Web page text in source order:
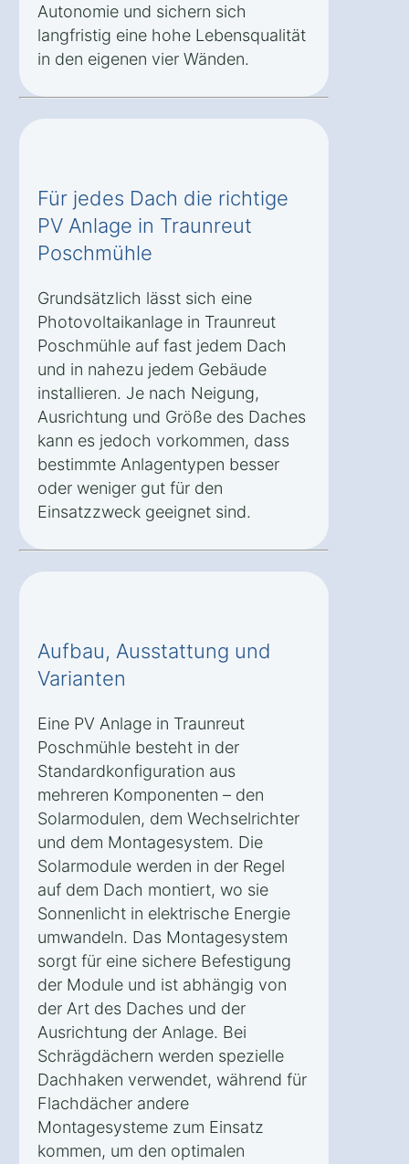
Autonomie und sichern sich
langfristig eine hohe Lebensqualität
in den eigenen vier Wänden.
Für jedes Dach die richtige
PV Anlage in Traunreut
Poschmühle
Grundsätzlich lässt sich eine
Photovoltaikanlage in Traunreut
Poschmühle auf fast jedem Dach
und in nahezu jedem Gebäude
installieren. Je nach Neigung,
Ausrichtung und Größe des Daches
kann es jedoch vorkommen, dass
bestimmte Anlagentypen besser
oder weniger gut für den
Einsatzzweck geeignet sind.
Aufbau, Ausstattung und
Varianten
Eine PV Anlage in Traunreut
Poschmühle besteht in der
Standardkonfiguration aus
mehreren Komponenten – den
Solarmodulen, dem Wechselrichter
und dem Montagesystem. Die
Solarmodule werden in der Regel
auf dem Dach montiert, wo sie
Sonnenlicht in elektrische Energie
umwandeln. Das Montagesystem
sorgt für eine sichere Befestigung
der Module und ist abhängig von
der Art des Daches und der
Ausrichtung der Anlage. Bei
Schrägdächern werden spezielle
Dachhaken verwendet, während für
Flachdächer andere
Montagesysteme zum Einsatz
kommen, um den optimalen